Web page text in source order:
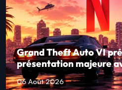
Grand Theft Auto VI
présentation majeure
06 Août 2026